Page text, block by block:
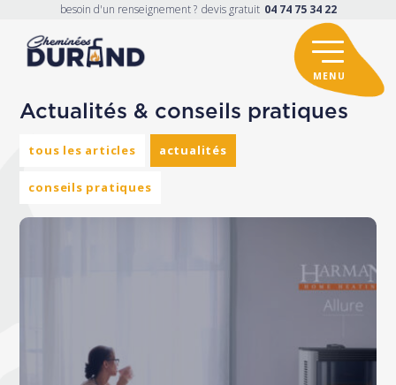
besoin d'un renseignement ? devis gratuit 04 74 75 34 22
Actualités & conseils pratiques
tous les articles actualités
conseils pratiques